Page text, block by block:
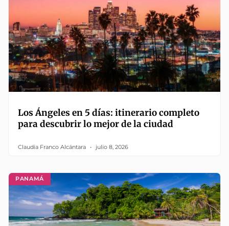
Los Ángeles en 5 días: itinerario completo
para descubrir lo mejor de la ciudad
Claudia Franco Alcántara julio 8, 2026
PANAMÁ